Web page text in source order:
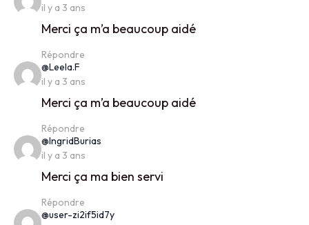
il y a 3 ans
Merci ça m’a beaucoup aidé
Répondre
@Leela.F
il y a 3 ans
Merci ça m’a beaucoup aidé
Répondre
@IngridBurias
il y a 3 ans
Merci ça ma bien servi
Répondre
@user-zi2if5id7ysays: